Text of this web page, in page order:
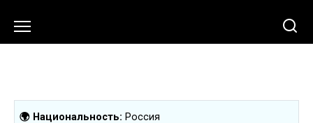
содержанию
🌍 Национальность: Россия